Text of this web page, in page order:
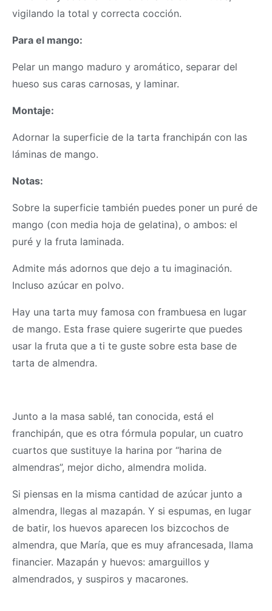
vigilando la total y correcta cocción.
Para el mango:
Pelar un mango maduro y aromático, separar del
hueso sus caras carnosas, y laminar.
Montaje:
Adornar la superficie de la tarta franchipán con las
láminas de mango.
Notas:
Sobre la superficie también puedes poner un puré de
mango (con media hoja de gelatina), o ambos: el
puré y la fruta laminada.
Admite más adornos que dejo a tu imaginación.
Incluso azúcar en polvo.
Hay una tarta muy famosa con frambuesa en lugar
de mango. Esta frase quiere sugerirte que puedes
usar la fruta que a ti te guste sobre esta base de
tarta de almendra.
Junto a la masa sablé, tan conocida, está el
franchipán, que es otra fórmula popular, un cuatro
cuartos que sustituye la harina por “harina de
almendras”, mejor dicho, almendra molida.
Si piensas en la misma cantidad de azúcar junto a
almendra, llegas al mazapán. Y si espumas, en lugar
de batir, los huevos aparecen los bizcochos de
almendra, que María, que es muy afrancesada, llama
financier. Mazapán y huevos: amarguillos y
almendrados, y suspiros y macarones.